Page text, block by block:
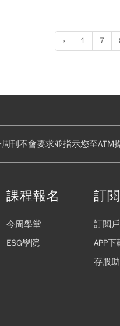
英俊是她的貴人。她
爾達公司名源自台達
« 1 7
周刊不會要求並指示您至
課程報名
今周學堂
ESG學院
訂
訂閱
APP下
存股